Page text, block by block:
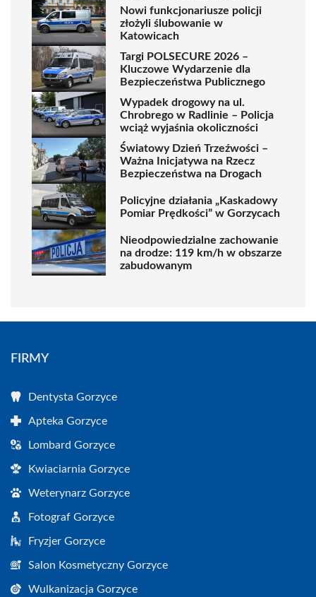
Nowi funkcjonariusze policji
złożyli ślubowanie w
Katowicach
Targi POLSECURE 2026 –
Kluczowe Wydarzenie dla
Bezpieczeństwa Publicznego
Wypadek drogowy na ul.
Chrobrego w Radlinie – Policja
wciąż wyjaśnia okoliczności
Światowy Dzień Trzeźwości –
Ważna Inicjatywa na Rzecz
Bezpieczeństwa na Drogach
Policyjne działania „Kaskadowy
Pomiar Prędkości” w Gorzycach
Nieodpowiedzialne zachowanie
na drodze: 119 km/h w obszarze
zabudowanym
FIRMY
Dentysta Gorzyce
Apteka Gorzyce
Lombard Gorzyce
Kwiaciarnia Gorzyce
Weterynarz Gorzyce
Fotograf Gorzyce
Fryzjer Gorzyce
Salon Kosmetyczny Gorzyce
Wulkanizacja Gorzyce